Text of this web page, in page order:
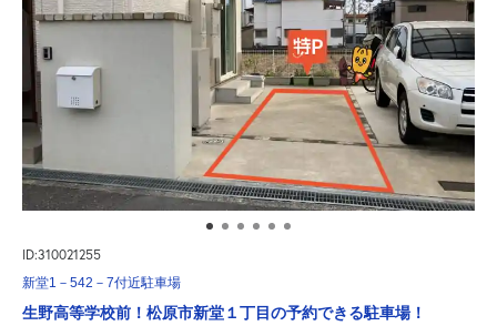
ID:310021255
新堂1－542－7付近駐車場
生野高等学校前！松原市新堂１丁目の予約できる駐車場！